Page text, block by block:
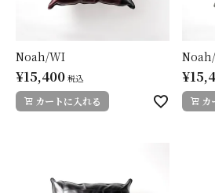
Noah/WI
¥15,400 税込
カートに入れる
¥
カ